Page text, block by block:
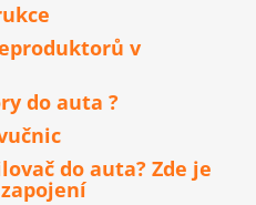
v
do auta ?
do auta? Zde je